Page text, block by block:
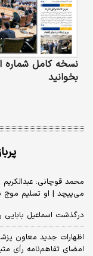
نسخه کامل شماره
بخوانید
محمد قوچانی:
می‌پیچد | او تسلیم
درگذشت اسماعیل بابایی
امضای تفاهم‌نامه رأی